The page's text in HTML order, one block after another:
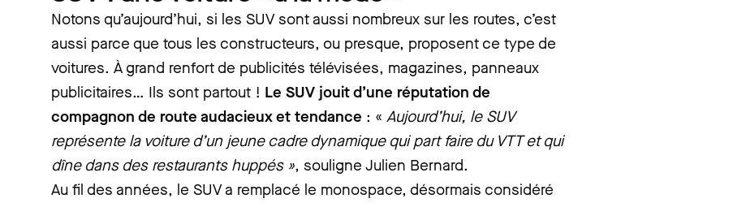
Notons qu’aujourd’hui, si les SUV sont aussi nombreux sur les routes, c’est
aussi parce que tous les constructeurs, ou presque, proposent ce type de
voitures. À grand renfort de publicités télévisées, magazines, panneaux
publicitaires… Ils sont partout ! Le SUV jouit d’une réputation de
compagnon de route audacieux et tendance : « Aujourd’hui, le SUV
représente la voiture d’un jeune cadre dynamique qui part faire du VTT et qui
dîne dans des restaurants huppés », souligne Julien Bernard.
Au fil des années, le SUV a remplacé le monospace, désormais considéré